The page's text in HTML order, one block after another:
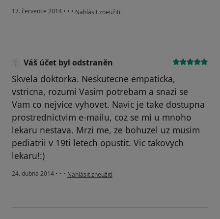
17. července 2014 • • • podle názoru uživatele Váš účet byl odstraněn
Nahlásit zneužití
Váš účet byl odstraněn
Skvela doktorka. Neskutecne empaticka,
vstricna, rozumi Vasim potrebam a snazi se
Vam co nejvice vyhovet. Navic je take dostupna
prostrednictvim e-mailu, coz se mi u mnoho
lekaru nestava. Mrzi me, ze bohuzel uz musim
pediatrii v 19ti letech opustit. Vic takovych
lekaru!:)
24. dubna 2014 • • • podle názoru uživatele Váš účet byl odstraněn
Nahlásit zneužití